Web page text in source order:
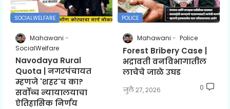
SOCIALWELFARE
Mahawani
SocialWelfare
Navodaya Rural
Quota | नगरपंचायत
म्हणजे 'शहर'च का?
सर्वोच्च न्यायालयाचा
ऐतिहासिक निर्णय
POLICE
Mahawani Police
Forest Bribery Case |
भद्रावती वनविभागातील
लाचेचे जाळे उघड
जुलै २७, २०२६ 0